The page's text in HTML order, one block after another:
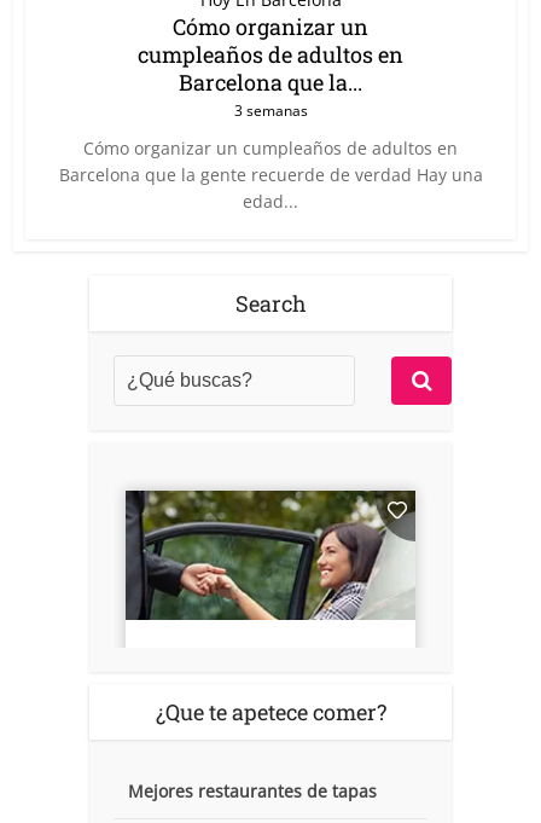
Cómo organizar un
cumpleaños de adultos en
Barcelona que la...
3 semanas
Cómo organizar un cumpleaños de adultos en
Barcelona que la gente recuerde de verdad Hay una
edad...
Search
¿Que te apetece comer?
Mejores restaurantes de tapas